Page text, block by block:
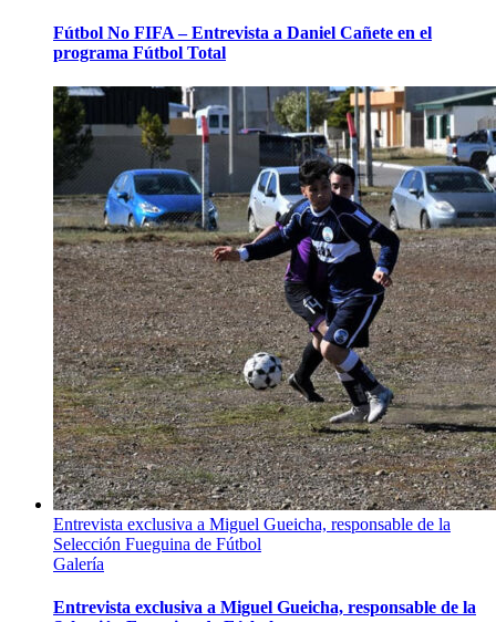
Fútbol No FIFA – Entrevista a Daniel Cañete en el
programa Fútbol Total
Entrevista exclusiva a Miguel Gueicha, responsable de la
Selección Fueguina de Fútbol
Galería
Entrevista exclusiva a Miguel Gueicha, responsable de la